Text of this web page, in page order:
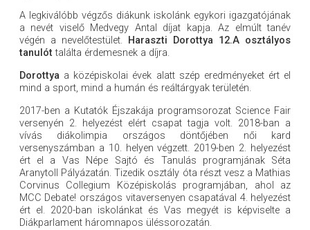
A legkiválóbb végzős diákunk iskolánk egykori igazgatójának
a nevét viselő Medvegy Antal díjat kapja. Az elmúlt tanév
végén a nevelőtestület.
Haraszti Dorottya 12.A osztályos
tanulóttalálta érdemesnek a díjra.
Dorottyaa középiskolai évek alatt szép eredményeket ért el
mind a sport, mind a humán és reáltárgyak területén.
2017-ben a Kutatók Éjszakája programsorozat Science Fair
versenyén 2. helyezést elért csapat tagja volt. 2018-ban a
vívás diákolimpia országos döntőjében női kard
versenyszámban a 10. helyen végzett. 2019-ben 2. helyezést
ért el a Vas Népe Sajtó és Tanulás programjának Séta
Aranytoll Pályázatán. Tizedik osztály óta részt vesz a Mathias
Corvinus Collegium Középiskolás programjában, ahol az
MCC Debate! országos vitaversenyen csapatával 4. helyezést
ért el. 2020-ban iskolánkat és Vas megyét is képviselte a
Diákparlament háromnapos üléssorozatán.